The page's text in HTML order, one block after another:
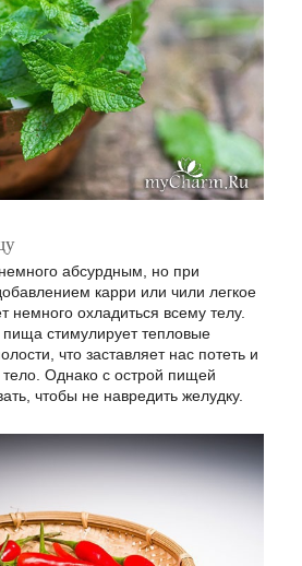
абсурдным, но при
карри или чили легкое
немного охладиться всему телу.
стимулирует тепловые
что заставляет нас потеть и
Однако с острой пищей
чтобы не навредить желудку.